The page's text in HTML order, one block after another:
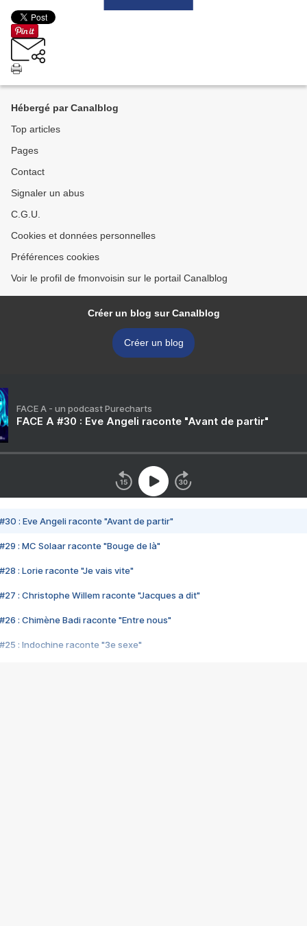
Hébergé par Canalblog
Top articles
Pages
Contact
Signaler un abus
C.G.U.
Cookies et données personnelles
Préférences cookies
Voir le profil de fmonvoisin sur le portail Canalblog
Créer un blog sur Canalblog
Créer un blog
FACE A - un podcast Purecharts
FACE A #30 : Eve Angeli raconte "Avant de partir"
#30 : Eve Angeli raconte "Avant de partir"
#29 : MC Solaar raconte "Bouge de là"
#28 : Lorie raconte "Je vais vite"
#27 : Christophe Willem raconte "Jacques a dit"
#26 : Chimène Badi raconte "Entre nous"
#25 : Indochine raconte "3e sexe"